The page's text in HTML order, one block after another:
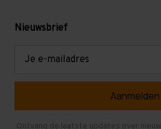
Levering en afhalen
Mezzanine
Gebruikte entresolvloeren
Nieuwsbrief
Ontvang de laatste updates over